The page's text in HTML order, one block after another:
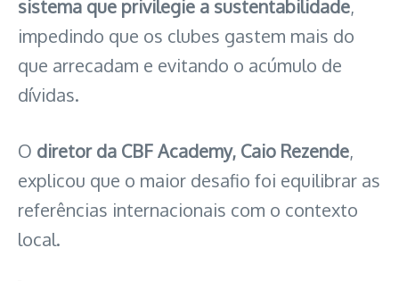
sistema que privilegie a sustentabilidade,
impedindo que os clubes gastem mais do
que arrecadam e evitando o acúmulo de
dívidas.
O diretor da CBF Academy, Caio Rezende,
explicou que o maior desafio foi equilibrar as
referências internacionais com o contexto
local.